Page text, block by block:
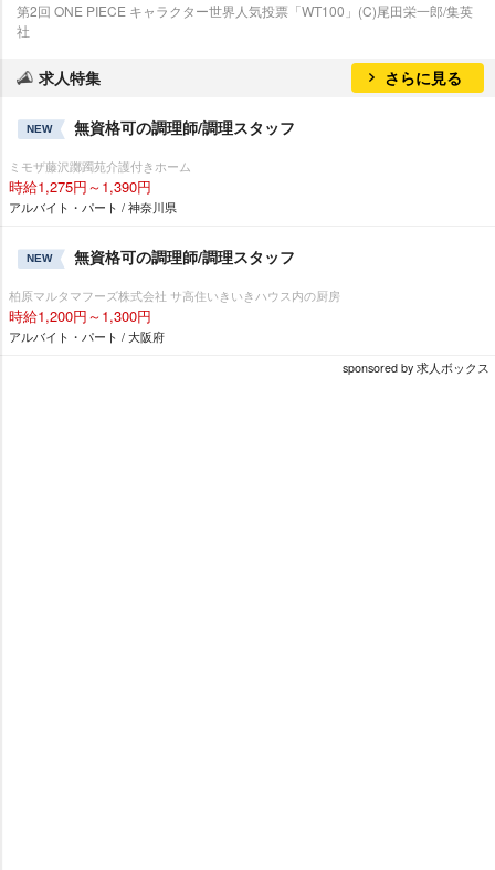
第2回 ONE PIECE キャラクター世界人気投票「WT100」(C)尾田栄一郎/集英
社
求人特集 さらに見る
NEW 無資格可の調理師/調理スタッフ
ミモザ藤沢躑躅苑介護付きホーム
時給1,275円～1,390円
アルバイト・パート / 神奈川県
NEW 無資格可の調理師/調理スタッフ
柏原マルタマフーズ株式会社 サ高住いきいきハウス内の厨房
時給1,200円～1,300円
アルバイト・パート / 大阪府
sponsored by 求人ボックス